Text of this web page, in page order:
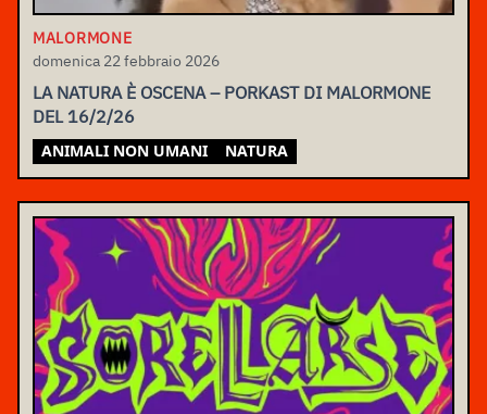
MALORMONE
domenica 22 febbraio 2026
LA NATURA È OSCENA – PORKAST DI MALORMONE
DEL 16/2/26
ANIMALI NON UMANI NATURA